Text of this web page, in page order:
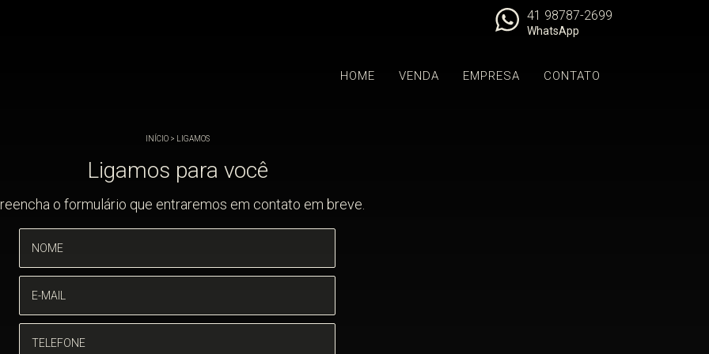
41 98787-2699
WhatsApp
HOME VENDA EMPRESA CONTATO
INÍCIO> LIGAMOS
Ligamos para você
o formulário que entraremos em contato em breve.